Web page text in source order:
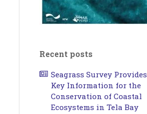
Recent posts
Seagrass Survey Provides
Key Information for the
Conservation of Coastal
Ecosystems in Tela Bay